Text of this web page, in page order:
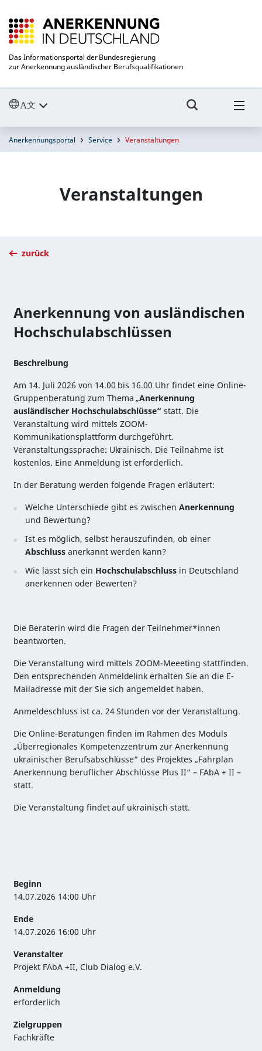
Das Informationsportal der Bundesregierung
zur Anerkennung ausländischer Berufsqualifikationen
Anerkennungsportal Service Veranstaltungen
Veranstaltungen
zurück
Anerkennung von ausländischen
Hochschulabschlüssen
Beschreibung
Am 14. Juli 2026 von 14.00 bis 16.00 Uhr findet eine Online-
Gruppenberatung zum Thema „Anerkennung
ausländischer Hochschulabschlüsse“ statt. Die
Veranstaltung wird mittels ZOOM-
Kommunikationsplattform durchgeführt.
Veranstaltungssprache: Ukrainisch. Die Teilnahme ist
kostenlos. Eine Anmeldung ist erforderlich.
In der Beratung werden folgende Fragen erläutert:
Welche Unterschiede gibt es zwischen Anerkennung
und Bewertung?
Ist es möglich, selbst herauszufinden, ob einer
Abschluss anerkannt werden kann?
Wie lässt sich ein Hochschulabschluss in Deutschland
anerkennen oder Bewerten?
Die Beraterin wird die Fragen der Teilnehmer*innen
beantworten.
Die Veranstaltung wird mittels ZOOM-Meeeting stattfinden.
Den entsprechenden Anmeldelink erhalten Sie an die E-
Mailadresse mit der Sie sich angemeldet haben.
Anmeldeschluss ist ca. 24 Stunden vor der Veranstaltung.
Die Online-Beratungen finden im Rahmen des Moduls
„Überregionales Kompetenzzentrum zur Anerkennung
ukrainischer Berufsabschlüsse“ des Projektes „Fahrplan
Anerkennung beruflicher Abschlüsse Plus II“ – FAbA + II –
statt.
Die Veranstaltung findet auf ukrainisch statt.
Beginn
14.07.2026 14:00 Uhr
Ende
14.07.2026 16:00 Uhr
Veranstalter
Projekt FAbA +II, Club Dialog e.V.
Anmeldung
erforderlich
Zielgruppen
Fachkräfte